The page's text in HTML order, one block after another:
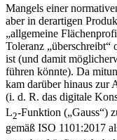
Mangels einer
aber in derartigen
„allgemeine
Toleranz „überschreibt“
ist (und damit
führen könnte). Da
kam darüber hinaus zur
(i. d. R. das digitale
L2-Funktion („Gauss“)
gemäß ISO 1101:2017